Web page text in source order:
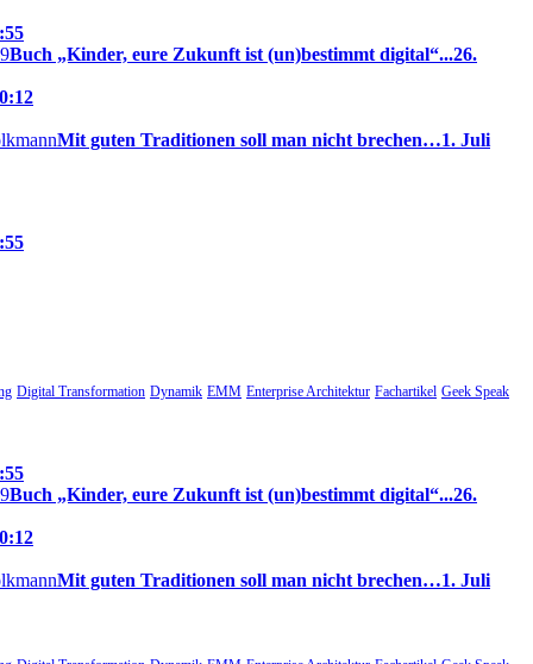
Buch „Kinder, eure Zukunft ist (un)bestimmt digital“...26.
Mit guten Traditionen soll man nicht brechen…1. Juli
Digital Transformation Dynamik EMM Enterprise Architektur Fachartikel Geek Speak
Buch „Kinder, eure Zukunft ist (un)bestimmt digital“...26.
Mit guten Traditionen soll man nicht brechen…1. Juli